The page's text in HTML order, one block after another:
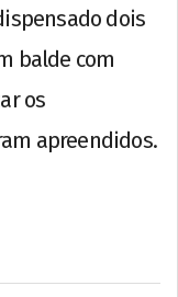
dois
balde com
os
apreendidos.